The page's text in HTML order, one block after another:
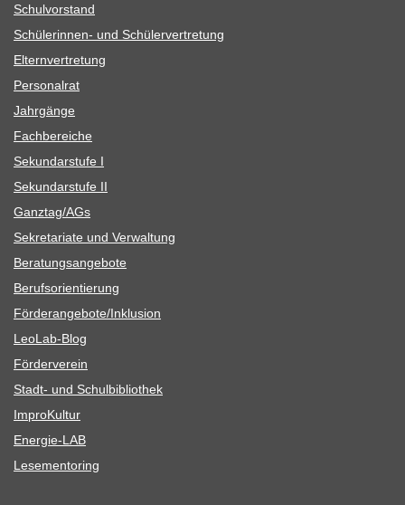
Schul­vor­stand
Schü­le­rin­nen- und Schülervertretung
Eltern­ver­tre­tung
Per­so­nal­rat
Jahr­gänge
Fach­be­rei­che
Sekun­dar­stufe I
Sekun­dar­stufe II
Ganztag/​​AGs
Sekre­ta­riate und Verwaltung
Bera­tungs­an­ge­bote
Berufs­ori­en­tie­rung
Förderangebote/​​Inklusion
Leo­Lab-Blog
För­der­ver­ein
Stadt- und Schulbibliothek
Impro­Kul­tur
Ener­­gie-LAB
Lese­men­to­ring